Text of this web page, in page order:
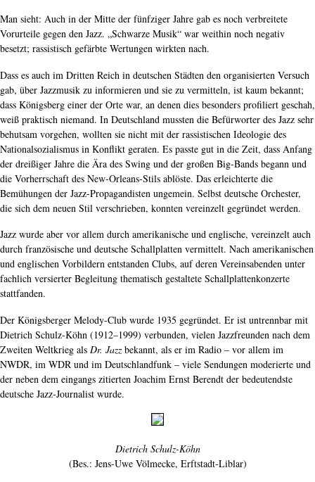
Man sieht: Auch in der Mitte der fünfziger Jahre gab es noch verbreitete
Vorurteile gegen den Jazz. „Schwarze Musik“ war weithin noch negativ
besetzt; rassistisch gefärbte Wertungen wirkten nach.
Dass es auch im Dritten Reich in deutschen Städten den organisierten Versuch
gab, über Jazzmusik zu informieren und sie zu vermitteln, ist kaum bekannt;
dass Königsberg einer der Orte war, an denen dies besonders profiliert geschah,
weiß praktisch niemand. In Deutschland mussten die Befürworter des Jazz sehr
behutsam vorgehen, wollten sie nicht mit der rassistischen Ideologie des
Nationalsozialismus in Konflikt geraten. Es passte gut in die Zeit, dass Anfang
der dreißiger Jahre die Ära des Swing und der großen Big-Bands begann und
die Vorherrschaft des New-Orleans-Stils ablöste. Das erleichterte die
Bemühungen der Jazz-Propagandisten ungemein. Selbst deutsche Orchester,
die sich dem neuen Stil verschrieben, konnten vereinzelt gegründet werden.
Jazz wurde aber vor allem durch amerikanische und englische, vereinzelt auch
durch französische und deutsche Schallplatten vermittelt. Nach amerikanischen
und englischen Vorbildern entstanden Clubs, auf deren Vereinsabenden unter
fachlich versierter Begleitung thematisch gestaltete Schallplattenkonzerte
stattfanden.
Der Königsberger Melody-Club wurde 1935 gegründet. Er ist untrennbar mit
Dietrich Schulz-Köhn (1912–1999) verbunden, vielen Jazzfreunden nach dem
Zweiten Weltkrieg als Dr. Jazzbekannt, als er im Radio – vor allem im
NWDR, im WDR und im Deutschlandfunk – viele Sendungen moderierte und
der neben dem eingangs zitierten Joachim Ernst Berendt der bedeutendste
deutsche Jazz-Journalist wurde.
Dietrich Schulz-Köhn
(Bes.: Jens-Uwe Völmecke, Erftstadt-Liblar)